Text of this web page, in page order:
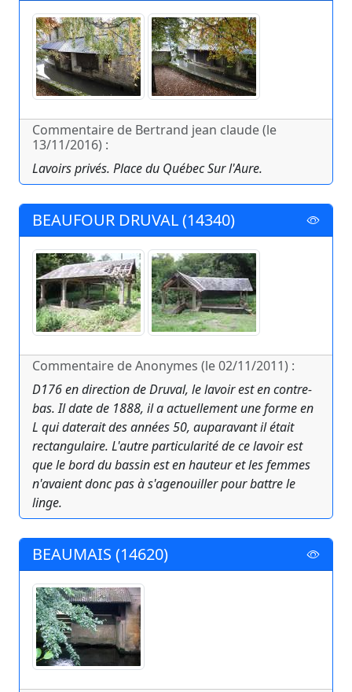
Commentaire de Bertrand jean claude (le
13/11/2016) :
Lavoirs privés. Place du Québec Sur l'Aure.
BEAUFOUR DRUVAL (14340)
Commentaire de Anonymes (le 02/11/2011) :
D176 en direction de Druval, le lavoir est en contre-
bas. Il date de 1888, il a actuellement une forme en
L qui daterait des années 50, auparavant il était
rectangulaire. L'autre particularité de ce lavoir est
que le bord du bassin est en hauteur et les femmes
n'avaient donc pas à s'agenouiller pour battre le
linge.
BEAUMAIS (14620)